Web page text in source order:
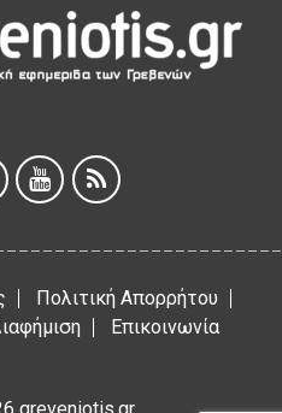
«Πολιτιστικού
ταινία «Μικρές
Πολιτική Απορρήτου
Επικοινωνία